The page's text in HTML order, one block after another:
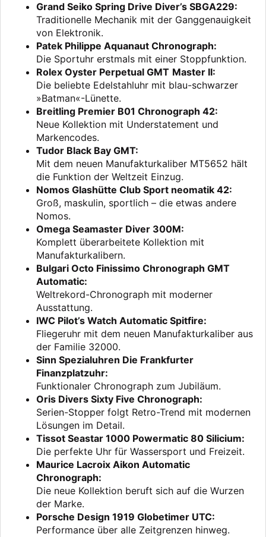
Grand Seiko Spring Drive Diver’s SBGA229:
Traditionelle Mechanik mit der Ganggenauigkeit
von Elektronik.
Patek Philippe Aquanaut Chronograph:
Die Sportuhr erstmals mit einer Stoppfunktion.
Rolex Oyster Perpetual GMT Master II:
Die beliebte Edelstahluhr mit blau-schwarzer
»Batman«-Lünette.
Breitling Premier B01 Chronograph 42:
Neue Kollektion mit Understatement und
Markencodes.
Tudor Black Bay GMT:
Mit dem neuen Manufakturkaliber MT5652 hält
die Funktion der Weltzeit Einzug.
Nomos Glashütte Club Sport neomatik 42:
Groß, maskulin, sportlich – die etwas andere
Nomos.
Omega Seamaster Diver 300M:
Komplett überarbeitete Kollektion mit
Manufakturkalibern.
Bulgari Octo Finissimo Chronograph GMT
Automatic:
Weltrekord-Chronograph mit moderner
Ausstattung.
IWC Pilot’s Watch Automatic Spitfire:
Fliegeruhr mit dem neuen Manufakturkaliber aus
der Familie 32000.
Sinn Spezialuhren Die Frankfurter
Finanzplatzuhr:
Funktionaler Chronograph zum Jubiläum.
Oris Divers Sixty Five Chronograph:
Serien-Stopper folgt Retro-Trend mit modernen
Lösungen im Detail.
Tissot Seastar 1000 Powermatic 80 Silicium:
Die perfekte Uhr für Wassersport und Freizeit.
Maurice Lacroix Aikon Automatic
Chronograph:
Die neue Kollektion beruft sich auf die Wurzen
der Marke.
Porsche Design 1919 Globetimer UTC:
Performance über alle Zeitgrenzen hinweg.